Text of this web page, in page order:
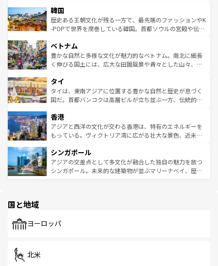
ワイを、存分に味わってほしい。 なお、新着のハワイ情報
はコンテンツ一覧を参照してほしい。
いる。アクティビティも充実しており、サーフィンやダイ
ビング、ハイキングなど、アウトドア好きにはたまらな
い。オーストラリアの多彩な魅力を存分に味わいつくそ
参照してほしい。
ン）、静ひつな山岳地帯である台湾東部など、都市の喧騒
と山間の静けさが共存しており、訪れる人に新しい発見と
驚きをもたらしてくれる。また、奥深い台湾の食文化も魅
容にもいいと評判のスイーツなど、バラエティ豊かな料理
が味わえる。 なお、新着の台湾情報は コンテンツ一覧を参
照してほしい。
韓国
歴史ある王朝文化が残る一方で、最先端のファッションやK
-POPで世界を席巻している韓国。首都ソウルの宮殿や伝統
き、地方に足を延ばせば四季折々の自然美を楽しむことが
できる。そして、キムチや焼肉、絶品のストリートフード
まで、さまざまな韓国料理が待っている。夜には、韓国な
リティに包まれながら、韓国の多彩な魅力を心ゆくまで味
わってみてほしい。 なお、新着の韓国情報はコンテンツ一
覧を参照してほしい。
ベトナム
豊かな自然と多様な文化が魅力的なベトナム。南北に細長
く伸びる国土には、広大な田園風景や青々とした山々、世
急速な発展と共に伝統が息づく。ハノイの古い町並みやホ
ーチミン市のフランス統治時代の建物も、独特の雰囲気を
醸し出している。また、バラエティの豊かさとおいしさで
とつ。フォーやバインミー、ベトナムコーヒーなどは、ぜ
ひ現地で味わいたい。どの地域を訪れてもあたたかい人々
が旅行者を迎えてくれるので、きっと忘れられない旅にな
参照してほしい。
タイ
タイは、東南アジアに位置する豊かな自然と歴史が息づく
国だ。首都バンコクは高層ビルが立ち並ぶ一方、伝統的な
の活気が交差している。北部ではチェンマイなどの山岳地
帯で自然と触れ合い、南部ではプーケットやクラビの美し
いビーチでリゾート気分を楽しむことができる。タイ料理
激する。気候は一年中温暖で、どの季節にも異なる楽しみ
が待っている。親しみやすいタイの人々、仏教を中心とし
た文化、そして多様な観光資源が、訪れる旅人を魅了し続
香港
アジアと西洋の文化が交わる香港は、特有のエネルギーを
もっている。ヴィクトリア湾に広がる壮大な景色、近未来
み、どこを訪れても感動するはず。観光スポットが密集し
ており、効率よく見どころを回れるのも魅力。息をのむよ
うな絶景から文化的な体験まで、香港を存分に楽しみ尽く
シンガポール
アジアの交差点として多文化が融合した独自の魅力を放つ
シンガポール。未来的な建築物が並ぶマリーナベイ、歴史
で、ホーカーズは地元の風情を楽しめる外せないスポット
国と地域
ヨーロッパ
北米